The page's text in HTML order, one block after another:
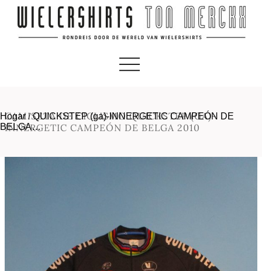
CAMISETA DE CICLISMO QUICKSTEP (GA)-
INNERGETIC CAMPEÓN DE BELGA 2010
Hogar/QUICKSTEP (ga)-INNERGETIC CAMPEÓN DE
BELGA…